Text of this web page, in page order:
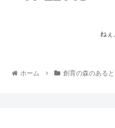
ねぇ
ホーム 創育の森のある